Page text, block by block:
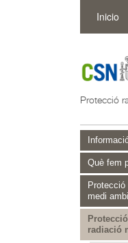
Salta al contingut principal
Inicio
Protecció
Què fem
Protecció
medi
radiació